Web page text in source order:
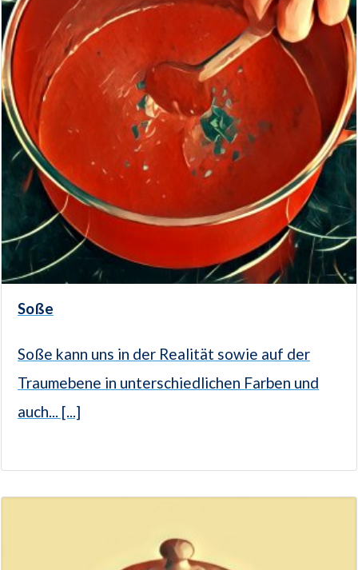
Soße
Soße kann uns in der Realität sowie auf der
Traumebene in unterschiedlichen Farben und
auch... [...]